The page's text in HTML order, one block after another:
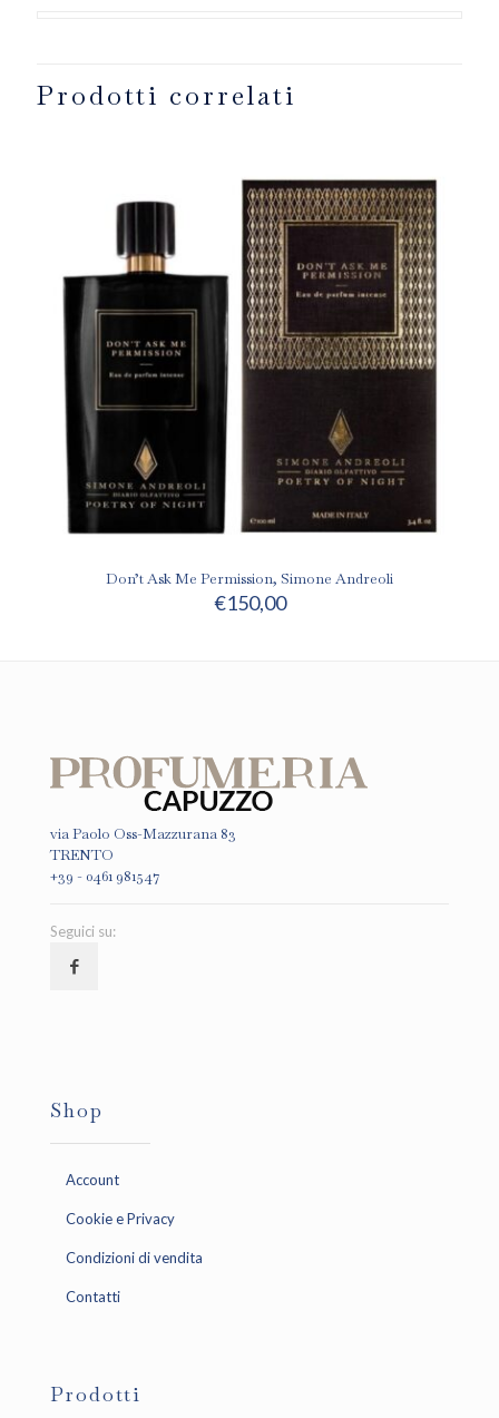
Prodotti correlati
Don’t Ask Me Permission, Simone Andreoli
€150,00
via Paolo Oss-Mazzurana 83
TRENTO
+39 - 0461 981547
Seguici su:
Shop
Account
Cookie e Privacy
Condizioni di vendita
Contatti
Prodotti